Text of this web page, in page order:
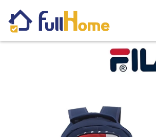
Skip to main content